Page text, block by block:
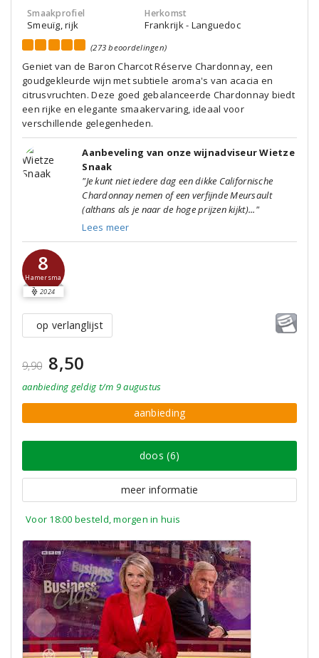
Smaakprofiel
Smeuïg, rijk
Herkomst
Frankrijk - Languedoc
(273 beoordelingen)
Geniet van de Baron Charcot Réserve Chardonnay, een
goudgekleurde wijn met subtiele aroma's van acacia en
citrusvruchten. Deze goed gebalanceerde Chardonnay biedt
een rijke en elegante smaakervaring, ideaal voor
verschillende gelegenheden.
Aanbeveling van onze wijnadviseur Wietze
Snaak
"Je kunt niet iedere dag een dikke Californische
Chardonnay nemen of een verfijnde Meursault
(althans als je naar de hoge prijzen kijkt)..."
Lees meer
8
Hamersma
2024
op verlanglijst
9,90 8,50
aanbieding geldig t/m 9 augustus
aanbieding
doos (6)
meer informatie
Voor 18:00 besteld, morgen in huis